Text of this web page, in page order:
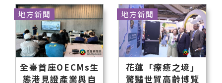
全臺首座OECMs生
態港見證產業與自
地方新聞
花蓮「療癒之境」
驚豔世貿高齡博覽
地方新聞